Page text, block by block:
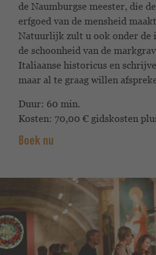
de Naumburgse meester, die
erfgoed van de mensheid
Natuurlijk zult u ook onder de
de schoonheid van de
Italiaanse historicus en
maar al te graag willen
Duur: 60 min.
Kosten: 70,00 € gidskosten
Boek nu